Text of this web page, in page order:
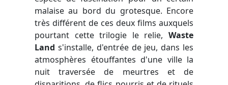
malaise au bord du grotesque. Encore
très différent de ces deux films auxquels
pourtant cette trilogie le relie, Waste
Land s'installe, d'entrée de jeu, dans les
atmosphères étouffantes d'une ville la
nuit traversée de meurtres et de